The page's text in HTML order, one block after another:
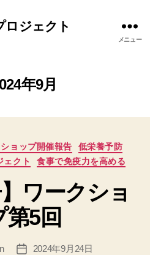
ロジェクト
メニュー
年9月
カ
テ
ョップ開催報告
低栄養予防
ェクト 食事で免疫力を高める
】ワークショ
第5回
投
2024年9月24日